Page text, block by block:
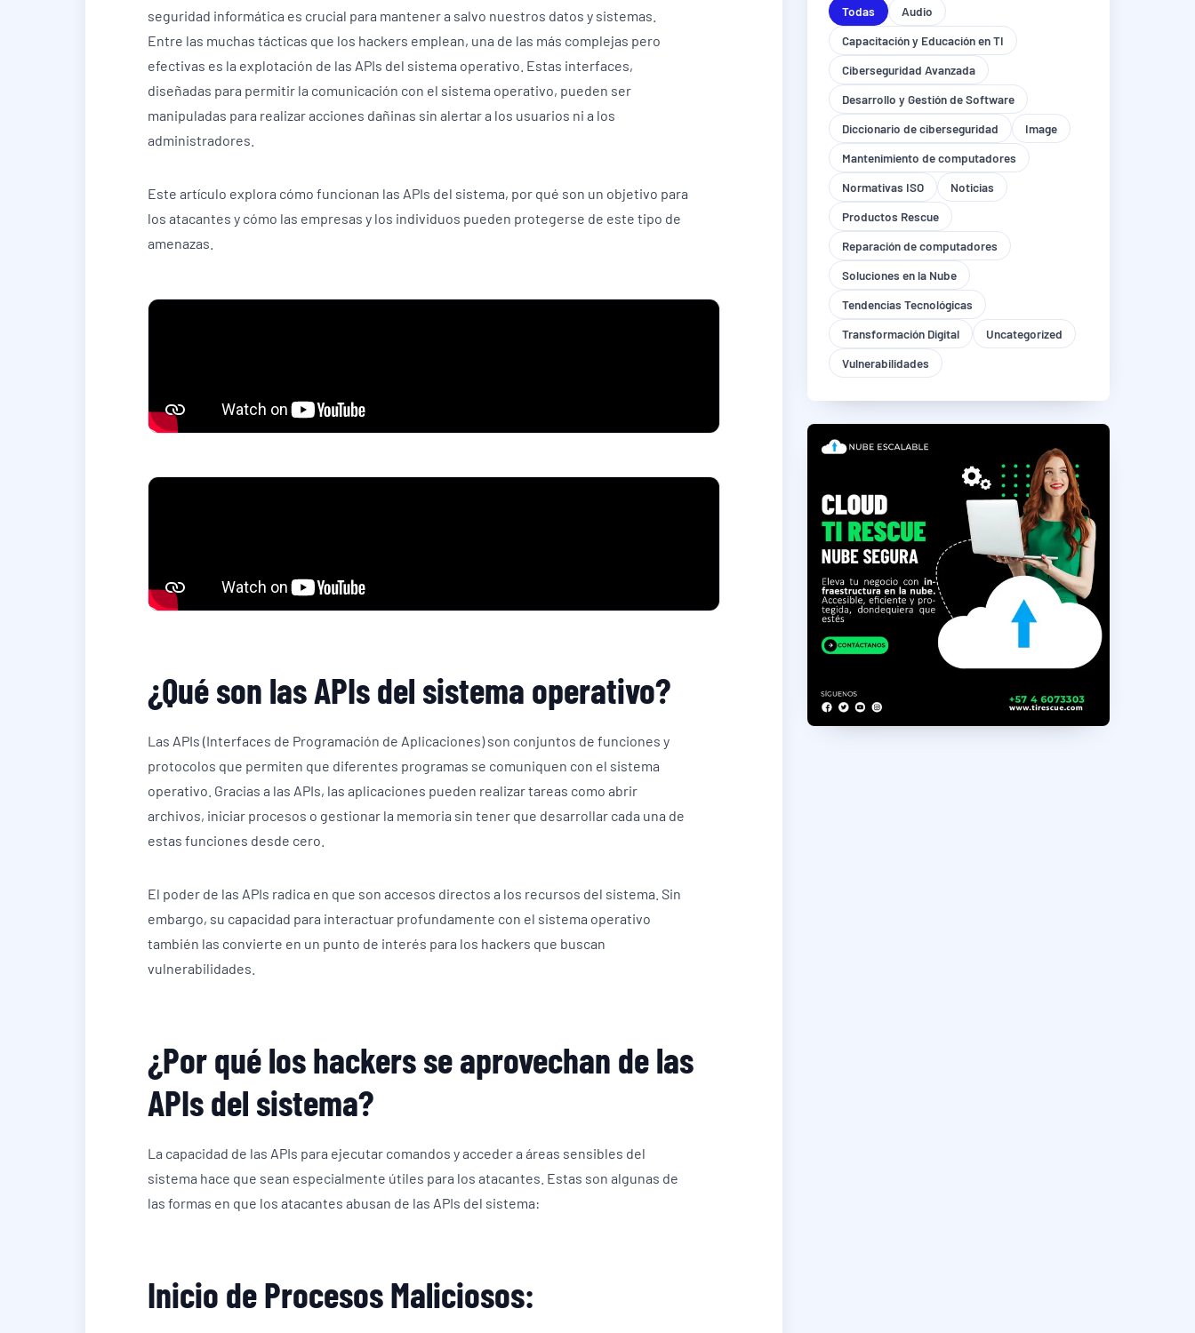
seguridad informática es crucial para mantener a salvo nuestros datos y sistemas.
Entre las muchas tácticas que los hackers emplean, una de las más complejas pero
efectivas es la explotación de las APIs del sistema operativo. Estas interfaces,
diseñadas para permitir la comunicación con el sistema operativo, pueden ser
manipuladas para realizar acciones dañinas sin alertar a los usuarios ni a los
administradores.
Este artículo explora cómo funcionan las APIs del sistema, por qué son un objetivo para
los atacantes y cómo las empresas y los individuos pueden protegerse de este tipo de
amenazas.
¿Qué son las APIs del sistema operativo?
Las APIs (Interfaces de Programación de Aplicaciones) son conjuntos de funciones y
protocolos que permiten que diferentes programas se comuniquen con el sistema
operativo. Gracias a las APIs, las aplicaciones pueden realizar tareas como abrir
archivos, iniciar procesos o gestionar la memoria sin tener que desarrollar cada una de
estas funciones desde cero.
El poder de las APIs radica en que son accesos directos a los recursos del sistema. Sin
embargo, su capacidad para interactuar profundamente con el sistema operativo
también las convierte en un punto de interés para los hackers que buscan
vulnerabilidades.
¿Por qué los hackers se aprovechan de las
APIs del sistema?
La capacidad de las APIs para ejecutar comandos y acceder a áreas sensibles del
sistema hace que sean especialmente útiles para los atacantes. Estas son algunas de
las formas en que los atacantes abusan de las APIs del sistema:
Inicio de Procesos Maliciosos:
Todas
Audio
Capacitación y Educación en TI
Ciberseguridad Avanzada
Desarrollo y Gestión de Software
Diccionario de ciberseguridad
Image
Mantenimiento de computadores
Normativas ISO
Noticias
Productos Rescue
Reparación de computadores
Soluciones en la Nube
Tendencias Tecnológicas
Transformación Digital
Uncategorized
Vulnerabilidades